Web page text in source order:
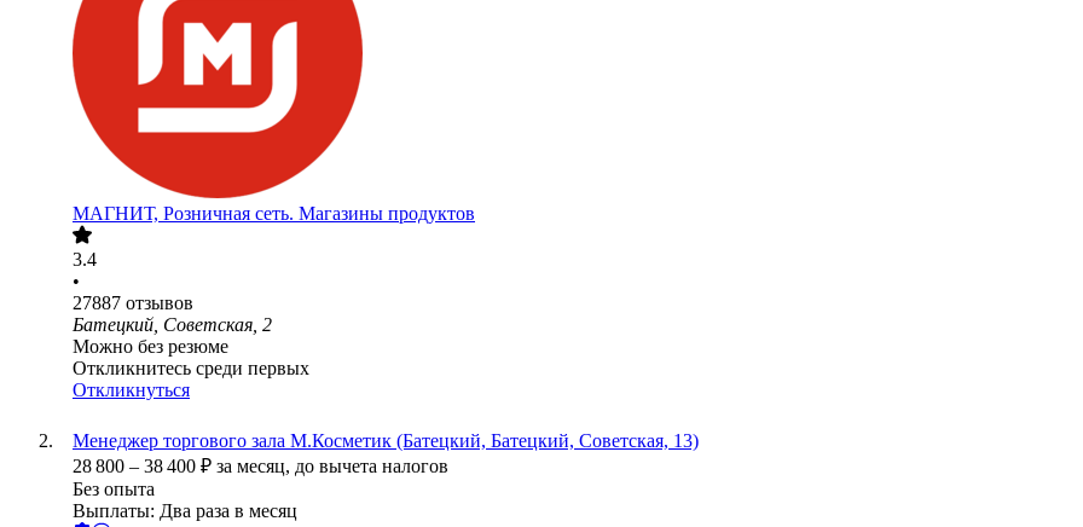
МАГНИТ, Розничная сеть. Магазины продуктов
3.4
•
27887 отзывов
Батецкий, Советская, 2
Можно без резюме
Откликнитесь среди первых
Откликнуться
Менеджер торгового зала М.Косметик (Батецкий, Батецкий, Советская, 13)
28 800 – 38 400 ₽ за месяц, до вычета налогов
Без опыта
Выплаты: Два раза в месяц